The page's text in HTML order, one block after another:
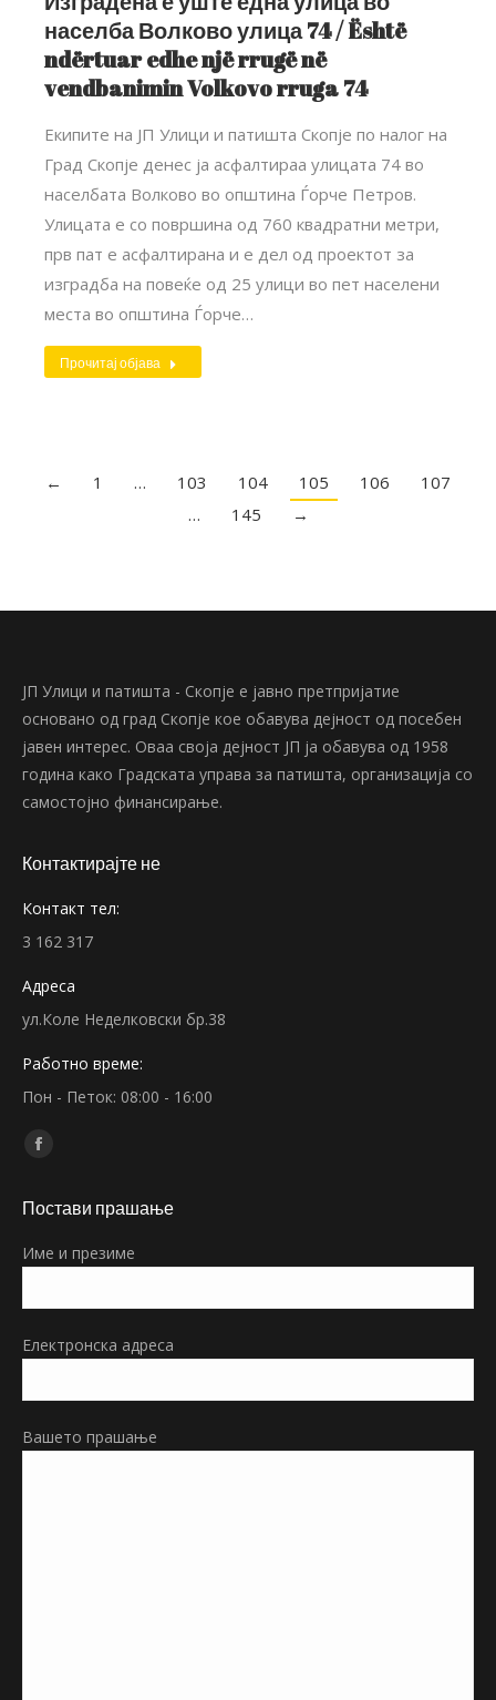
населба Волково улица 74 / Është
ndërtuar edhe një rrugë në
vendbanimin Volkovo rruga 74
Екипите на ЈП Улици и патишта Скопје по налог на
Град Скопје денес ја асфалтираа улицата 74 во
населбата Волково во општина Ѓорче Петров.
Улицата е со површина од 760 квадратни метри,
прв пат е асфалтирана и е дел од проектот за
изградба на повеќе од 25 улици во пет населени
места во општина Ѓорче…
Прочитај објава
← 1 … 103 104 105 106
107
…
145 →
ЈП Улици и патишта - Скопје е јавно претпријатие
основано од град Скопје кое обавува дејност од посебен
јавен интерес. Оваа своја дејност ЈП ја обавува од 1958
година како Градската управа за патишта, организација со
самостојно финансирање.
Контактирајте не
Контакт тел:
3 162 317
Адреса
ул.Коле Неделковски бр.38
Работно време:
Пон - Петок: 08:00 - 16:00
Find us on:
Facebook
opens
new
Постави прашање
Име и презиме
Електронска адреса
Вашето прашање